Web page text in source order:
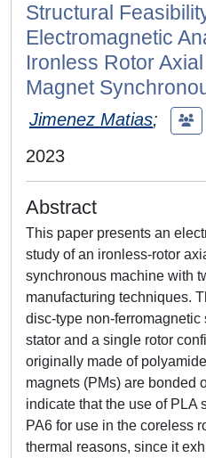
Structural
Electromagnetic
Ironless Rotor
Magnet
Jimenez Matias;
2023
Abstract
This paper presents an
study of an ironless-rotor
synchronous machine with
manufacturing techniques.
disc-type non-
stator and a single rotor
originally made of
magnets (PMs) are bonded
indicate that the use of PLA
PA6 for use in the coreless
thermal reasons, since it